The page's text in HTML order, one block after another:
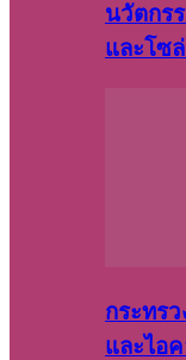
นวัตกร
และโซ
กระทร
และไอ